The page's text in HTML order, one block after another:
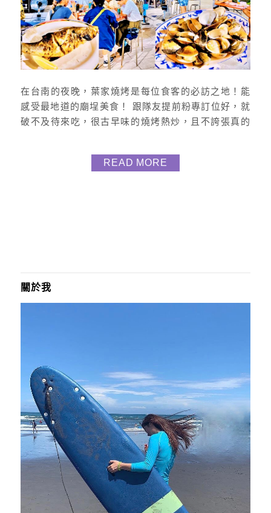
在台南的夜晚，葉家燒烤是每位食客的必訪之地！能
感受最地道的廟埕美食！ 跟隊友提前粉專訂位好，就
破不及待來吃，很古早味的燒烤熱炒，且不誇張真的
待，但跟你們說超值的超超值得的！ 葉家燒烤介紹 這
READ MORE
關於我